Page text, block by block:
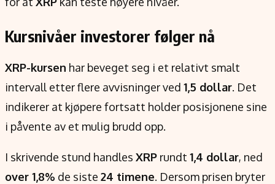
Kursnivåer investorer følger nå
XRP-kursen har beveget seg i et relativt smalt
intervall etter flere avvisninger ved 1,5 dollar. Det
indikerer at kjøpere fortsatt holder posisjonene sine
i påvente av et mulig brudd opp.
I skrivende stund handles XRP rundt 1,4 dollar, ned
over 1,8% de siste 24 timene. Dersom prisen bryter